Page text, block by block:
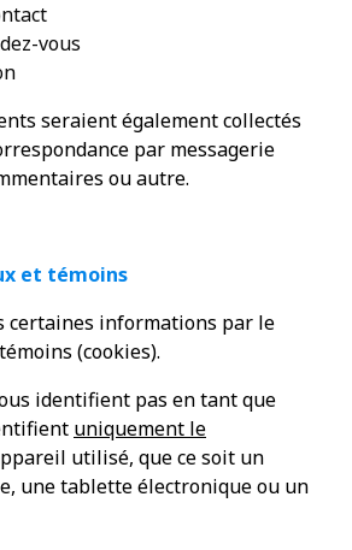
vous
seraient également collectés
par messagerie
ou autre.
et témoins
certaines informations par le
(cookies).
identifient pas en tant que
uniquement le
utilisé, que ce soit un
une tablette électronique ou un